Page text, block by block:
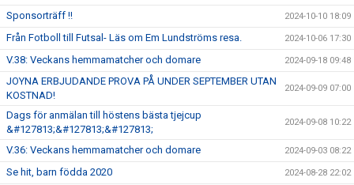
Sponsorträff !! 2024-10-10 18:09
Från Fotboll till Futsal- Läs om Em Lundströms resa. 2024-10-06 17:30
V.38: Veckans hemmamatcher och domare 2024-09-18 09:48
JOYNA ERBJUDANDE PROVA PÅ UNDER SEPTEMBER UTAN
KOSTNAD!
2024-09-09 07:00
Dags för anmälan till höstens bästa tjejcup
&#127813;&#127813;&#127813;
2024-09-08 10:22
V.36: Veckans hemmamatcher och domare 2024-09-03 08:22
Se hit, barn födda 2020 2024-08-28 22:02